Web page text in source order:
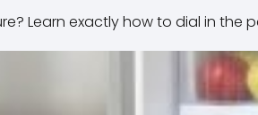
Learn exactly how to dial in
Leer Articulo